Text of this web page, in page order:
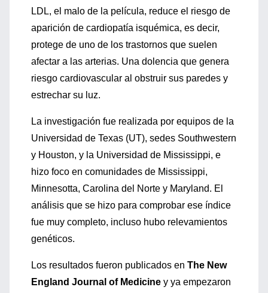
LDL, el malo de la película, reduce el riesgo de
aparición de cardiopatía isquémica, es decir,
protege de uno de los trastornos que suelen
afectar a las arterias. Una dolencia que genera
riesgo cardiovascular al obstruir sus paredes y
estrechar su luz.
La investigación fue realizada por equipos de la
Universidad de Texas (UT), sedes Southwestern
y Houston, y la Universidad de Mississippi, e
hizo foco en comunidades de Mississippi,
Minnesotta, Carolina del Norte y Maryland. El
análisis que se hizo para comprobar ese índice
fue muy completo, incluso hubo relevamientos
genéticos.
Los resultados fueron publicados en The New
England Journal of Medicine y ya empezaron